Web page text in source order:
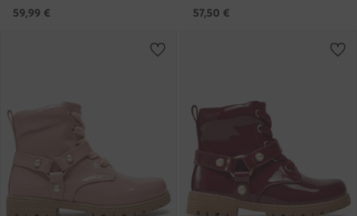
59,99 €
57,50 €